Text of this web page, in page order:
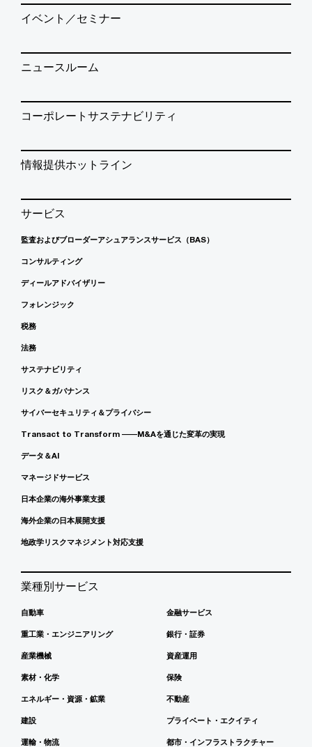
イベント／セミナー
ニュースルーム
コーポレートサステナビリティ
情報提供ホットライン
サービス
監査およびブローダーアシュアランスサービス（BAS）
コンサルティング
ディールアドバイザリー
フォレンジック
税務
法務
サステナビリティ
リスク＆ガバナンス
サイバーセキュリティ＆プライバシー
Transact to Transform ――M&Aを通じた変革の実現
データ＆AI
マネージドサービス
日本企業の海外事業支援
海外企業の日本展開支援
地政学リスクマネジメント対応支援
業種別サービス
自動車
重工業・エンジニアリング
産業機械
素材・化学
エネルギー・資源・鉱業
建設
運輸・物流
金融サービス
銀行・証券
資産運用
保険
不動産
プライベート・エクイティ
都市・インフラストラクチャー